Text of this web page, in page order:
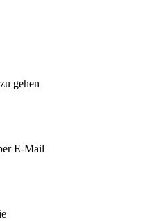
gehen
E-Mail